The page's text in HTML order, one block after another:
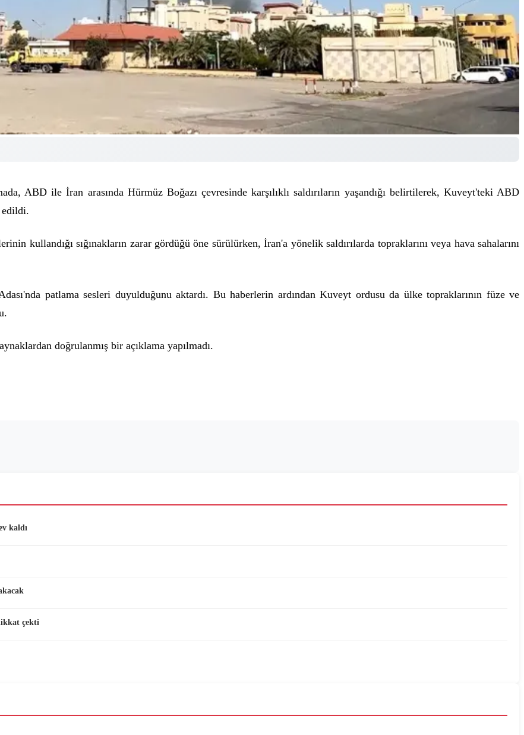
ABD ile İran arasında Hürmüz Boğazı çevresinde karşılıklı saldırıların yaşandığı belirtilerek, Kuveyt'teki ABD
edildi.
kullandığı sığınakların zarar gördüğü öne sürülürken, İran'a yönelik saldırılarda topraklarını veya hava sahalarını
patlama sesleri duyulduğunu aktardı. Bu haberlerin ardından Kuveyt ordusu da ülke topraklarının füze ve
doğrulanmış bir açıklama yapılmadı.
kaldı
çekti